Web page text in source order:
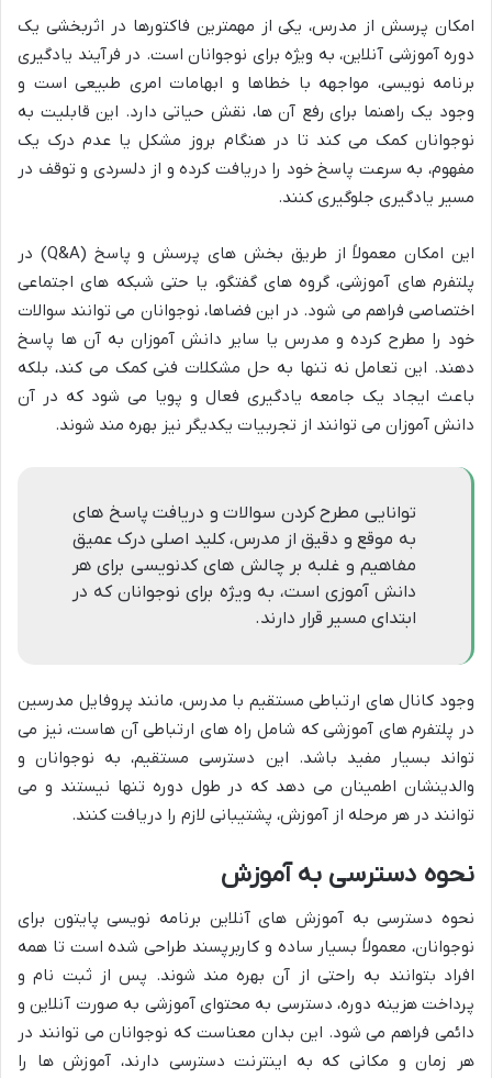
امکان پرسش از مدرس، یکی از مهمترین فاکتورها در اثربخشی یک
دوره آموزشی آنلاین، به ویژه برای نوجوانان است. در فرآیند یادگیری
برنامه نویسی، مواجهه با خطاها و ابهامات امری طبیعی است و
وجود یک راهنما برای رفع آن ها، نقش حیاتی دارد. این قابلیت به
نوجوانان کمک می کند تا در هنگام بروز مشکل یا عدم درک یک
مفهوم، به سرعت پاسخ خود را دریافت کرده و از دلسردی و توقف در
مسیر یادگیری جلوگیری کنند.
این امکان معمولاً از طریق بخش های پرسش و پاسخ (Q&A) در
پلتفرم های آموزشی، گروه های گفتگو، یا حتی شبکه های اجتماعی
اختصاصی فراهم می شود. در این فضاها، نوجوانان می توانند سوالات
خود را مطرح کرده و مدرس یا سایر دانش آموزان به آن ها پاسخ
دهند. این تعامل نه تنها به حل مشکلات فنی کمک می کند، بلکه
باعث ایجاد یک جامعه یادگیری فعال و پویا می شود که در آن
دانش آموزان می توانند از تجربیات یکدیگر نیز بهره مند شوند.
توانایی مطرح کردن سوالات و دریافت پاسخ های
به موقع و دقیق از مدرس، کلید اصلی درک عمیق
مفاهیم و غلبه بر چالش های کدنویسی برای هر
دانش آموزی است، به ویژه برای نوجوانان که در
ابتدای مسیر قرار دارند.
وجود کانال های ارتباطی مستقیم با مدرس، مانند پروفایل مدرسین
در پلتفرم های آموزشی که شامل راه های ارتباطی آن هاست، نیز می
تواند بسیار مفید باشد. این دسترسی مستقیم، به نوجوانان و
والدینشان اطمینان می دهد که در طول دوره تنها نیستند و می
توانند در هر مرحله از آموزش، پشتیبانی لازم را دریافت کنند.
نحوه دسترسی به آموزش
نحوه دسترسی به آموزش های آنلاین برنامه نویسی پایتون برای
نوجوانان، معمولاً بسیار ساده و کاربرپسند طراحی شده است تا همه
افراد بتوانند به راحتی از آن بهره مند شوند. پس از ثبت نام و
پرداخت هزینه دوره، دسترسی به محتوای آموزشی به صورت آنلاین و
دائمی فراهم می شود. این بدان معناست که نوجوانان می توانند در
هر زمان و مکانی که به اینترنت دسترسی دارند، آموزش ها را